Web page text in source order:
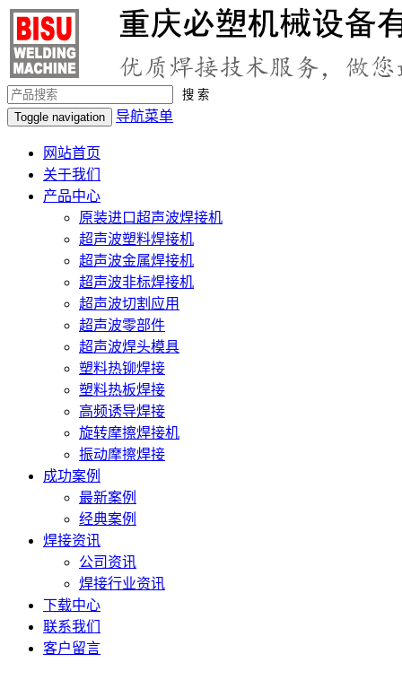
搜 索
Toggle navigation
导航菜单
网站首页
关于我们
产品中心
原装进口超声波焊接机
超声波塑料焊接机
超声波金属焊接机
超声波非标焊接机
超声波切割应用
超声波零部件
超声波焊头模具
塑料热铆焊接
塑料热板焊接
高频诱导焊接
旋转摩擦焊接机
振动摩擦焊接
成功案例
最新案例
经典案例
焊接资讯
公司资讯
焊接行业资讯
下载中心
联系我们
客户留言